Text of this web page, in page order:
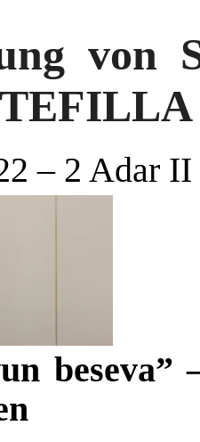
von
– 2 Adar II
beseva”